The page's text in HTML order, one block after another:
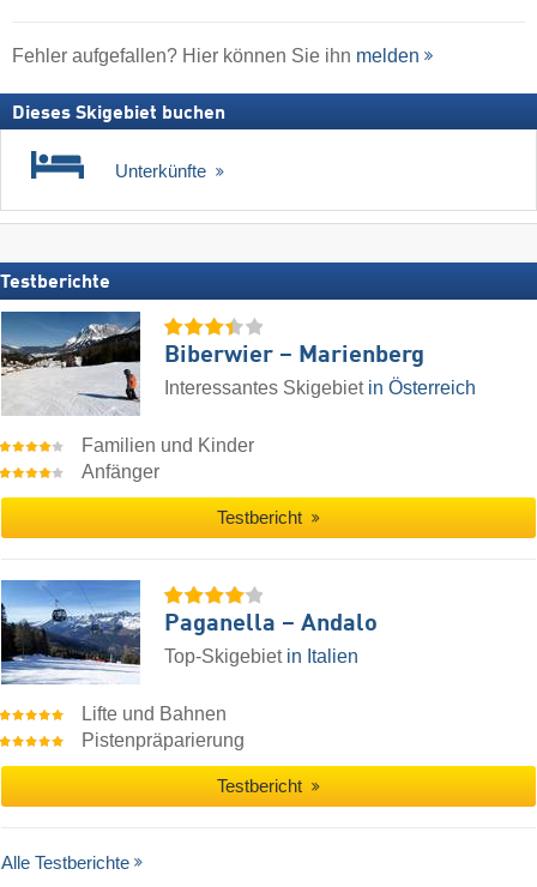
Fehler aufgefallen? Hier können Sie ihn melden
Dieses Skigebiet buchen
Unterkünfte
Testberichte
Biberwier – Marienberg
Interessantes Skigebiet in Österreich
Familien und Kinder
Anfänger
Testbericht
Paganella – Andalo
Top-Skigebiet in Italien
Lifte und Bahnen
Pistenpräparierung
Testbericht
Alle Testberichte